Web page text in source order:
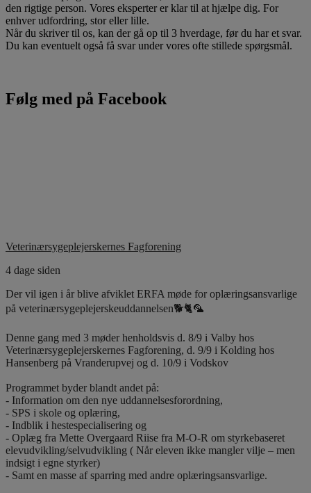
den rigtige person. Vores eksperter er klar til at hjælpe dig. For
enhver udfordring, stor eller lille.
Når du skriver til os, kan der gå op til 3 hverdage, før du har et svar.
Du kan eventuelt også få svar under vores ofte stillede spørgsmål.
Følg med på Facebook
Veterinærsygeplejerskernes Fagforening
4 dage siden
Der vil igen i år blive afviklet ERFA møde for oplæringsansvarlige
på veterinærsygeplejerskeuddannelsen🐕🐈🦜
Denne gang med 3 møder henholdsvis d. 8/9 i Valby hos
Veterinærsygeplejerskernes Fagforening, d. 9/9 i Kolding hos
Hansenberg på Vranderupvej og d. 10/9 i Vodskov
Programmet byder blandt andet på:
- Information om den nye uddannelsesforordning,
- SPS i skole og oplæring,
- Indblik i hestespecialisering og
- Oplæg fra Mette Overgaard Riise fra M-O-R om styrkebaseret
elevudvikling/selvudvikling ( Når eleven ikke mangler vilje – men
indsigt i egne styrker)
- Samt en masse af sparring med andre oplæringsansvarlige.